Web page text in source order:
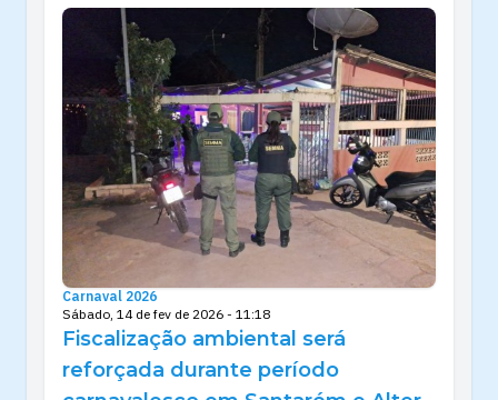
Carnaval 2026
Sábado, 14 de fev de 2026 - 11:18
Fiscalização ambiental será
reforçada durante período